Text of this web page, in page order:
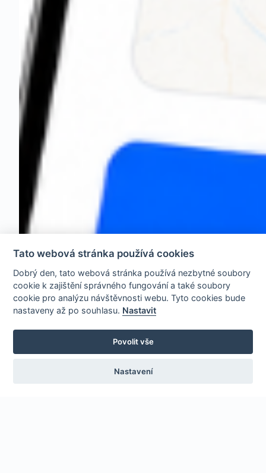
Tato webová stránka používá cookies
Dobrý den, tato webová stránka používá nezbytné soubory
cookie k zajištění správného fungování a také soubory
cookie pro analýzu návštěvnosti webu. Tyto cookies bude
nastaveny až po souhlasu. Nastavit
Povolit vše
Nastavení